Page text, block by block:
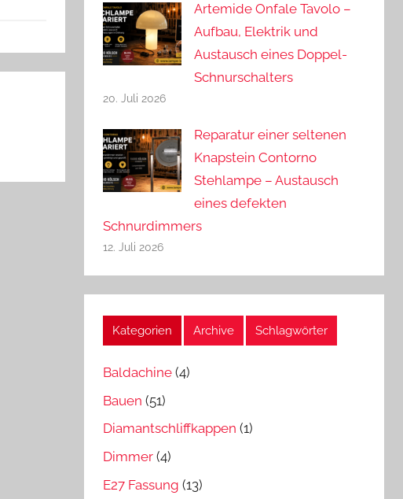
Artemide Onfale Tavolo –
Aufbau, Elektrik und
Austausch eines Doppel-
Schnurschalters
20. Juli 2026
Reparatur einer seltenen
Knapstein Contorno
Stehlampe – Austausch
eines defekten
Schnurdimmers
12. Juli 2026
Kategorien Archive Schlagwörter
Baldachine (4)
Bauen (51)
Diamantschliffkappen (1)
Dimmer (4)
E27 Fassung (13)